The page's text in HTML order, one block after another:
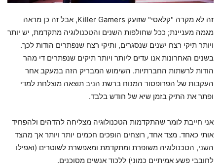
זה לא מקרה "קלאסי" שזועק Killer Gamers, אבל זה כן מראה
מגמה מעניינת; ככל שחולפות השנים והטכנולוגיה מתקדמת, יש יותר
ויותר תיקי רצח ישנים שנסגרים, ותיקי רצח שנפתרים הודות לכך.
בשנים האחרונות אנו עדים ליותר ויותר תיקים שנפתרים די מהר
הודות לרשתות החברתיות. השימוש המבריק הזה במעקב אחר
העקבות של הפרופסור המנוח ברשת הניב תוצאה מוצלחת למדי
ופתר את התיק בזמן שיא של חודש בלבד.
אני חייבת לומר שהתקדמות הטכנולוגיה מצליחה להדהים ולהפחיד
אותי כאחד. מצד אחד, רוצחים הופכים חכמים יותר ויותר אך מהצד
השני, הטכנולוגיה משופרת ומתקדמת ומאפשרת לשוטרים (ואפילו
לחובבי פשע אמיתיים כמוני) ללכוד אנשים מסוכנים.